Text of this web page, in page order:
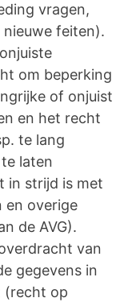
vragen,
feiten).
om beperking
of onjuist
en het recht
te lang
laten
in strijd is met
en overige
de AVG).
van
gegevens in
(recht op